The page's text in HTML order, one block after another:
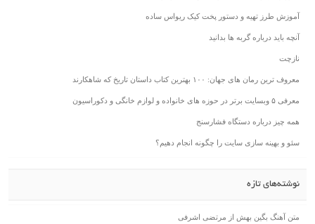
آموزش طرز تهیه و دستور پخت کیک ریواس ساده
آنچه باید درباره گربه ها بدانید
نازچت
معروف ترین رمان های جهان: ۱۰۰ بهترین کتاب داستان تاریخ که شاهکارند
معرفی ۵ وبسایت برتر در حوزه های خانواده و لوازم خانگی و دکوراسیون
همه چیز درباره دستگاه فشارسنج
سئو و بهینه سازی سایت را چگونه انجام دهیم؟
نوشته‌های تازه
متن آهنگ بگین بهش از مرتضی اشرفی